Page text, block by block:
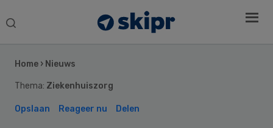
Search
Home › Nieuws
Thema: Ziekenhuiszorg
Opslaan Reageer nu Delen
Sidebar